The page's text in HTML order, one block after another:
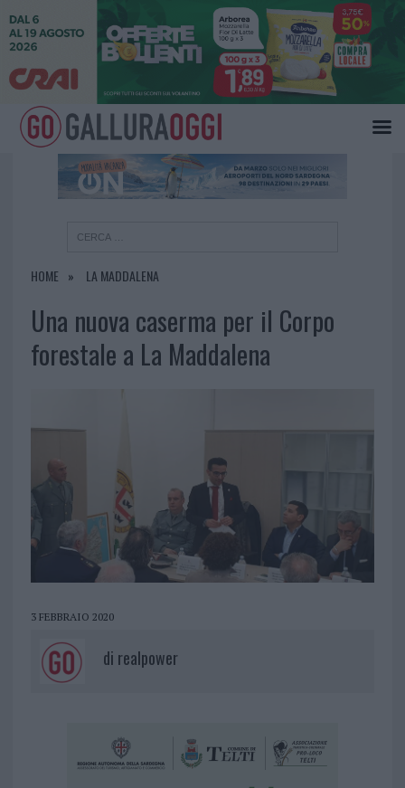
HOME LA MADDALENA
Una nuova caserma per il Corpo
forestale a La Maddalena
3 FEBBRAIO 2020
di realpower
×